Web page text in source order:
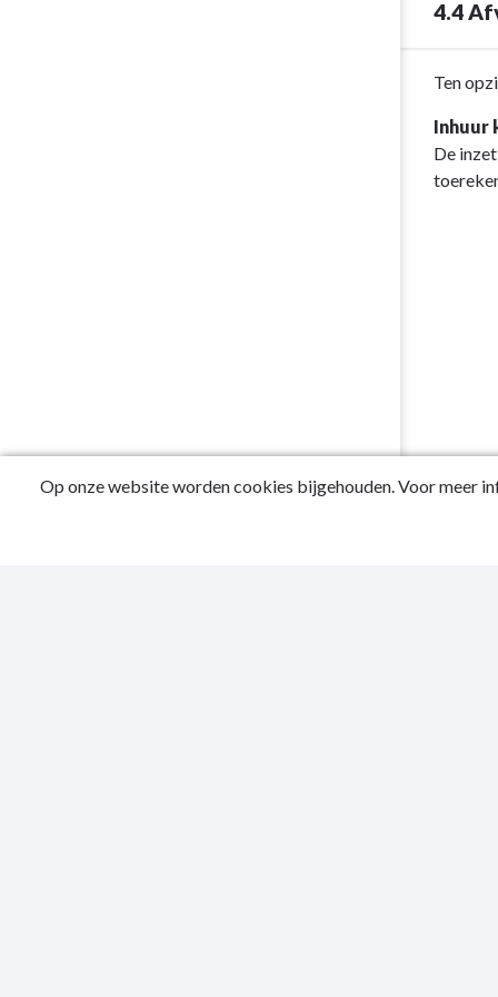
4.4
Terug
navigatie
Programma
Ten
Inhuur
De
Op onze website worden cookies bijgehouden. Voor meer